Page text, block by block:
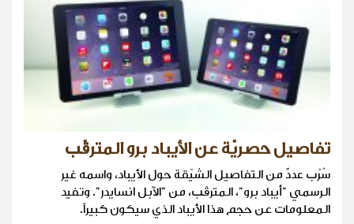
تفاصيل حصريّة عن الأيباد برو المترقّب
سُرّب عددٌ من التفاصيل الشيّقة حول الأيباد، واسمه غير
الرسمي "أيباد برو"، المترقّب، من "الآبل انسايدر". وتفيد
المعلومات عن حجم هذا الأيباد الذي سيكون كبيراً.